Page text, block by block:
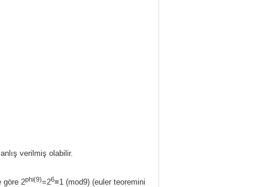
verilmiş olabilir.
göre 2phi(9)=26≡1 (mod9) (euler teoremini